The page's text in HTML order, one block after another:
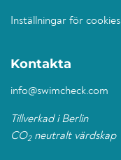
Inställningar för cookies
Kontakta
info@swimcheck.com
Tillverkad i Berlin
CO2neutralt värdskap